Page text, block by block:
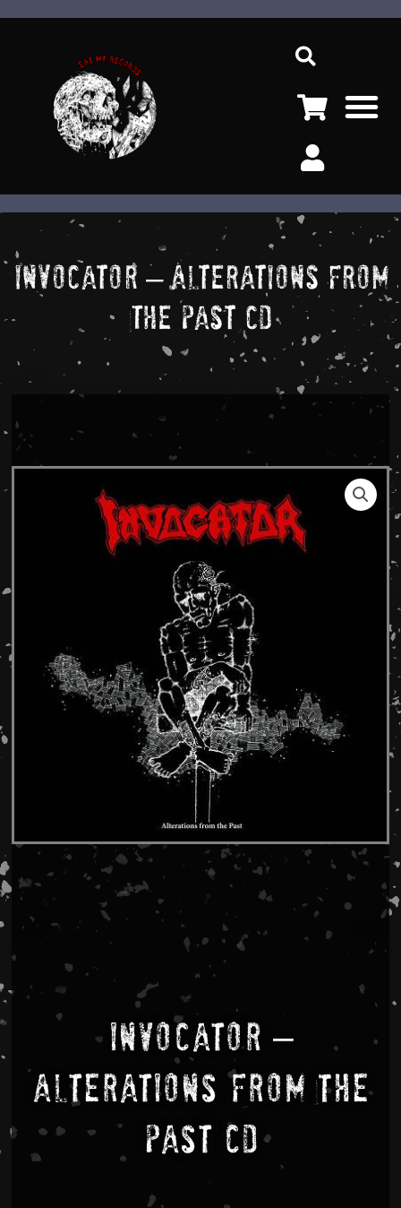
Invocator – Alterations From
The Past CD
Invocator –
Alterations From The
Past CD